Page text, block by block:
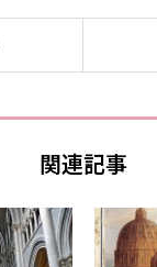
関連記事